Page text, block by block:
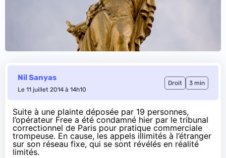
Nil Sanyas
Le 11 juillet 2014 à 14h10
Droit 3 min
Suite à une plainte déposée par 19 personnes,
l’opérateur Free a été condamné hier par le tribunal
correctionnel de Paris pour pratique commerciale
trompeuse. En cause, les appels illimités à l’étranger
sur son réseau fixe, qui se sont révélés en réalité
limités.